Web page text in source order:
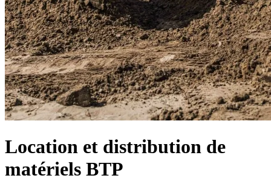
Location et distribution de
matériels BTP